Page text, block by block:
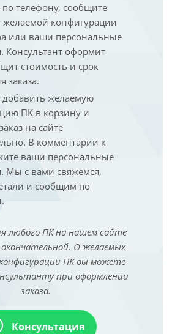
телефону, сообщите
желаемой конфигурации
или ваши персональные
Консультант оформит
стоимость и срок
заказа.
желаемую
ПК в корзину и
на сайте
В комментарии к
ваши персональные
Мы с вами свяжемся,
и сообщим по
любого ПК на нашем сайте
О желаемых
ПК вы можете
при оформлении
заказа.
Консультация